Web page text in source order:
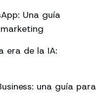
Una guía
era de la IA:
una guía para